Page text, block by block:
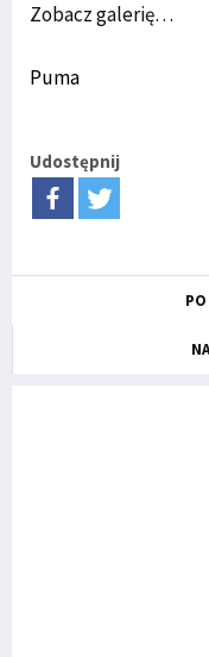
Zobacz galerię…
Puma
Udostępnij